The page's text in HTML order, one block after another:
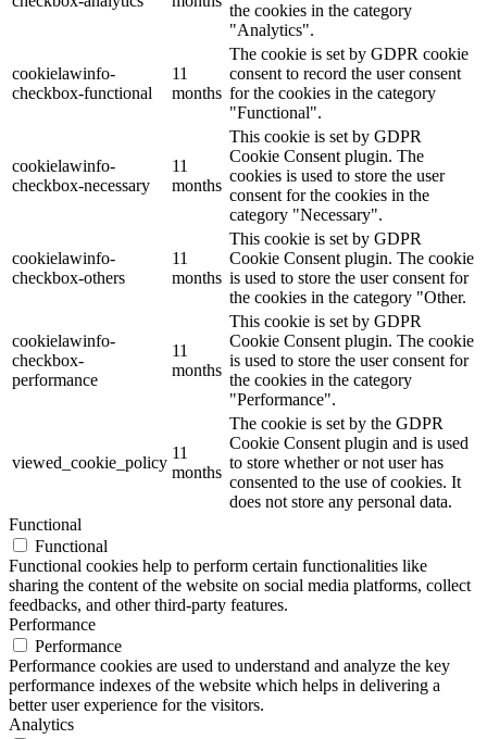
the cookies in the category
"Analytics".
cookielawinfo-
checkbox-functional
11
months
The cookie is set by GDPR cookie
consent to record the user consent
for the cookies in the category
"Functional".
cookielawinfo-
checkbox-necessary
11
months
This cookie is set by GDPR
Cookie Consent plugin. The
cookies is used to store the user
consent for the cookies in the
category "Necessary".
cookielawinfo-
checkbox-others
11
months
This cookie is set by GDPR
Cookie Consent plugin. The cookie
is used to store the user consent for
the cookies in the category "Other.
cookielawinfo-
checkbox-
performance
11
months
This cookie is set by GDPR
Cookie Consent plugin. The cookie
is used to store the user consent for
the cookies in the category
"Performance".
viewed_cookie_policy
11
months
The cookie is set by the GDPR
Cookie Consent plugin and is used
to store whether or not user has
consented to the use of cookies. It
does not store any personal data.
Functional
Functional
Functional cookies help to perform certain functionalities like
sharing the content of the website on social media platforms, collect
feedbacks, and other third-party features.
Performance
Performance
Performance cookies are used to understand and analyze the key
performance indexes of the website which helps in delivering a
better user experience for the visitors.
Analytics